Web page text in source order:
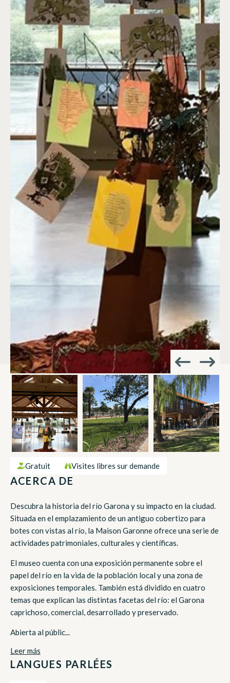
Gratuit Visites libres sur demande
ACERCA DE
Descubra la historia del río Garona y su impacto en la ciudad.
Situada en el emplazamiento de un antiguo cobertizo para
botes con vistas al río, la Maison Garonne ofrece una serie de
actividades patrimoniales, culturales y científicas.
El museo cuenta con una exposición permanente sobre el
papel del río en la vida de la población local y una zona de
exposiciones temporales. También está dividido en cuatro
temas que explican las distintas facetas del río: el Garona
caprichoso, comercial, desarrollado y preservado.
Abierta al públic...
Leer más
LANGUES PARLÉES